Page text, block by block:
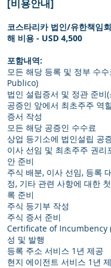
[비용안내]
코스타리카 법인/유한책임
해 비용 - USD 4,500
포함내역:
모든 해당 등록 및 정부 수
Publico)
법인 설립증서 및 정관 준비
공증인 앞에서 최초주주 역
증서 작성
모든 해당 공증인 수수료
상업 등기소에 법인설립 공
이사 선임 및 최초주주 권리
안 준비
주식 배분, 이사 선임, 등록
정, 기타 관련 사항에 대한
록 준비
주식 등기부 작성
주식 증서 준비
Certificate of Incumbency
성 및 발행
등록 주소 서비스 1년 제공
현지 에이전트 서비스 1년